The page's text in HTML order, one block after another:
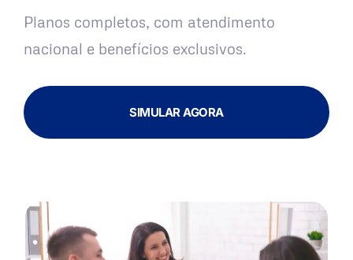
Planos completos, com atendimento
nacional e benefícios exclusivos.
SIMULAR AGORA